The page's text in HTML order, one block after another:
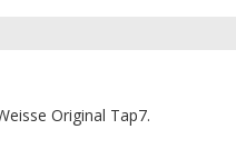
Original Tap7.